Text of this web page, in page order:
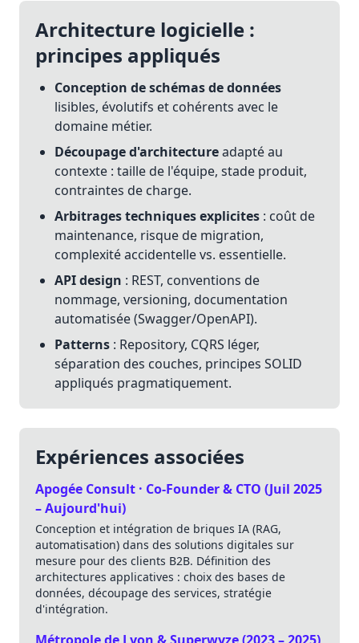
Architecture logicielle :
principes appliqués
Conception de schémas de données
lisibles, évolutifs et cohérents avec le
domaine métier.
Découpage d'architectureadapté au
contexte : taille de l'équipe, stade produit,
contraintes de charge.
Arbitrages techniques explicites : coût de
maintenance, risque de migration,
complexité accidentelle vs. essentielle.
API design : REST, conventions de
nommage, versioning, documentation
automatisée (Swagger/OpenAPI).
Patterns : Repository, CQRS léger,
séparation des couches, principes SOLID
appliqués pragmatiquement.
Expériences associées
Apogée Consult · Co-Founder & CTO (Juil 2025
– Aujourd'hui)
Conception et intégration de briques IA (RAG,
automatisation) dans des solutions digitales sur
mesure pour des clients B2B. Définition des
architectures applicatives : choix des bases de
données, découpage des services, stratégie
d'intégration.